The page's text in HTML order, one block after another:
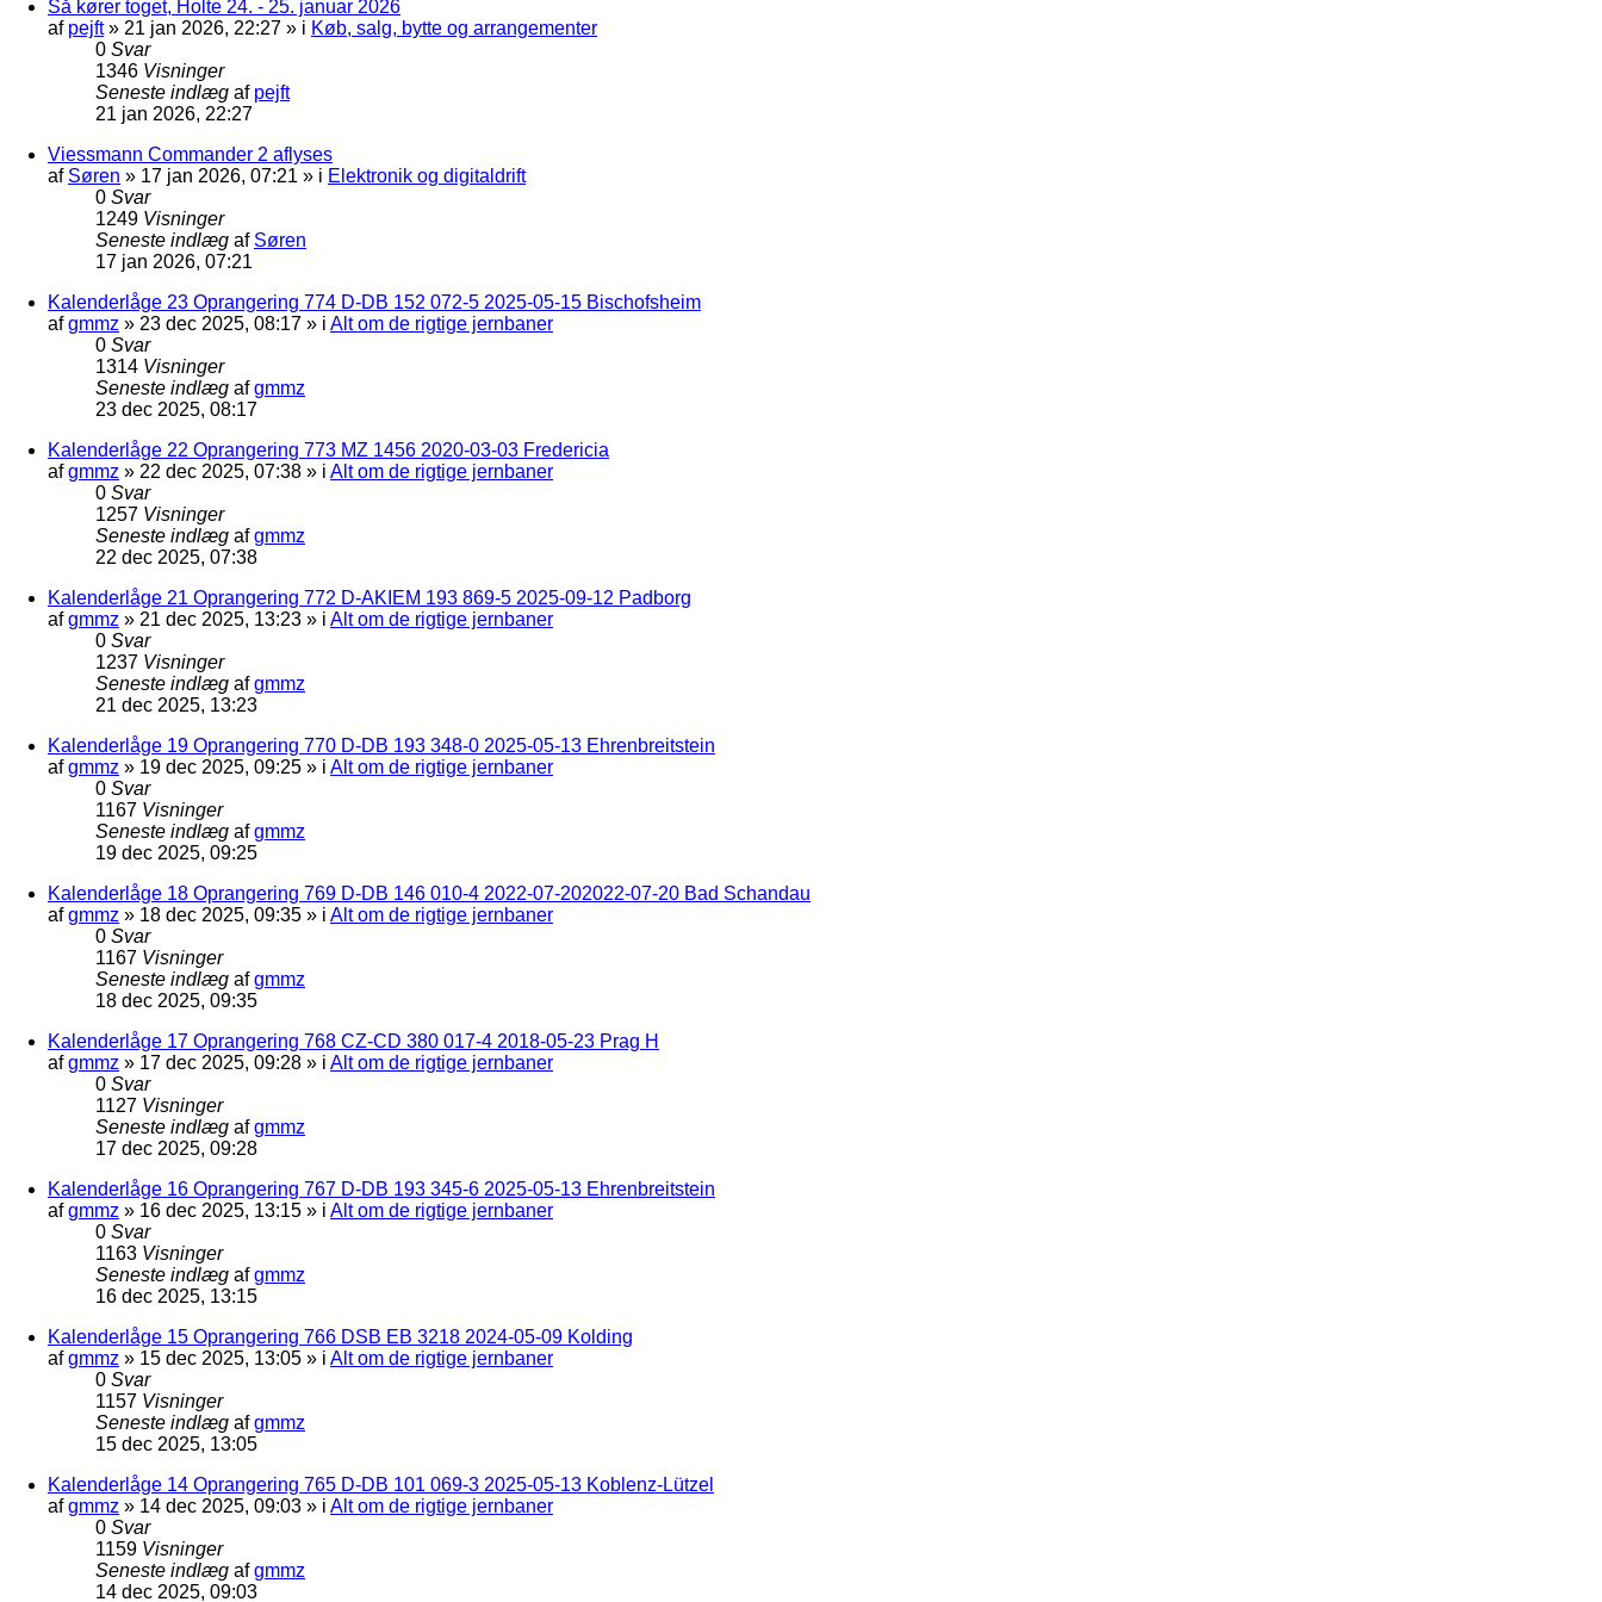
Så kører toget, Holte 24. - 25. januar 2026
af pejft» 21 jan 2026, 22:27 » i Køb, salg, bytte og arrangementer
0 Svar
1346 Visninger
Seneste indlæg af pejft
21 jan 2026, 22:27
Viessmann Commander 2 aflyses
af Søren » 17 jan 2026, 07:21 » i Elektronik og digitaldrift
0 Svar
1249 Visninger
Seneste indlæg af Søren
17 jan 2026, 07:21
Kalenderlåge 23 Oprangering 774 D-DB 152 072-5 2025-05-15 Bischofsheim
afgmmz » 23 dec 2025, 08:17 » i Alt om de rigtige jernbaner
0 Svar
1314 Visninger
Seneste indlæg afgmmz
23 dec 2025, 08:17
Kalenderlåge 22 Oprangering 773 MZ 1456 2020-03-03 Fredericia
afgmmz » 22 dec 2025, 07:38 » i Alt om de rigtige jernbaner
0 Svar
1257 Visninger
Seneste indlæg afgmmz
22 dec 2025, 07:38
Kalenderlåge 21 Oprangering 772 D-AKIEM 193 869-5 2025-09-12 Padborg
afgmmz » 21 dec 2025, 13:23 » i Alt om de rigtige jernbaner
0 Svar
1237 Visninger
Seneste indlæg afgmmz
21 dec 2025, 13:23
Kalenderlåge 19 Oprangering 770 D-DB 193 348-0 2025-05-13 Ehrenbreitstein
afgmmz » 19 dec 2025, 09:25 » i Alt om de rigtige jernbaner
0 Svar
1167 Visninger
Seneste indlæg afgmmz
19 dec 2025, 09:25
Kalenderlåge 18 Oprangering 769 D-DB 146 010-4 2022-07-202022-07-20 Bad Schandau
afgmmz » 18 dec 2025, 09:35 » i Alt om de rigtige jernbaner
0 Svar
1167 Visninger
Seneste indlæg afgmmz
18 dec 2025, 09:35
Kalenderlåge 17 Oprangering 768 CZ-CD 380 017-4 2018-05-23 Prag H
afgmmz » 17 dec 2025, 09:28 » i Alt om de rigtige jernbaner
0 Svar
1127 Visninger
Seneste indlæg afgmmz
17 dec 2025, 09:28
Kalenderlåge 16 Oprangering 767 D-DB 193 345-6 2025-05-13 Ehrenbreitstein
afgmmz » 16 dec 2025, 13:15 » i Alt om de rigtige jernbaner
0 Svar
1163 Visninger
Seneste indlæg afgmmz
16 dec 2025, 13:15
Kalenderlåge 15 Oprangering 766 DSB EB 3218 2024-05-09 Kolding
afgmmz » 15 dec 2025, 13:05 » i Alt om de rigtige jernbaner
0 Svar
1157 Visninger
Seneste indlæg afgmmz
15 dec 2025, 13:05
Kalenderlåge 14 Oprangering 765 D-DB 101 069-3 2025-05-13 Koblenz-Lützel
afgmmz » 14 dec 2025, 09:03 » i Alt om de rigtige jernbaner
0 Svar
1159 Visninger
Seneste indlæg afgmmz
14 dec 2025, 09:03